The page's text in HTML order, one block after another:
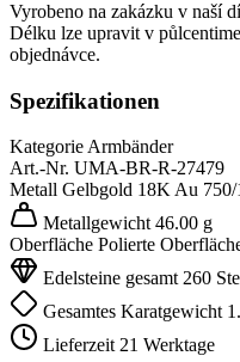
Vyrobeno na zakázku v naší
Délku lze upravit v
objednávce.
Spezifikationen
KategorieArmbänder
Art.-Nr. UMA-BR-R-27479
Metall Gelbgold 18KAu 750/
Metallgewicht 46.00 g
Oberfläche Polierte
Edelsteine gesamt 260
Gesamtes Karatgewicht
Lieferzeit 21 Werktage